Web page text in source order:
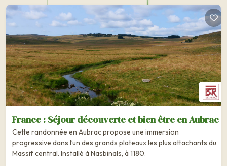
France : Séjour découverte et bien être en Aubrac
Cette randonnée en Aubrac propose une immersion
progressive dans l’un des grands plateaux les plus attachants du
Massif central. Installé à Nasbinals, à 1180.